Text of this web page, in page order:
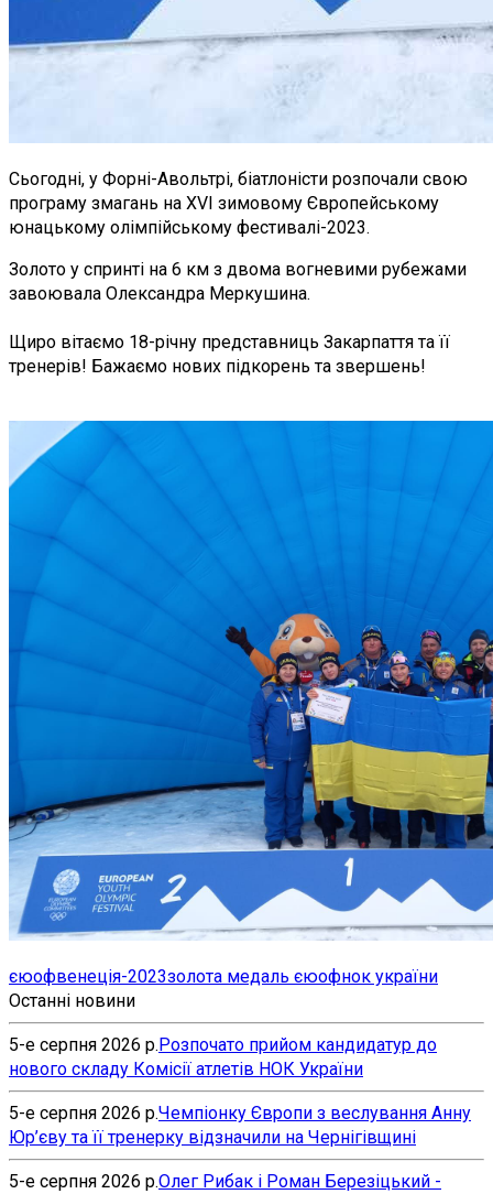
Сьогодні, у Форні-Авольтрі, біатлоністи розпочали свою
програму змагань на XVI зимовому Європейському
юнацькому олімпійському фестивалі-2023.
Золото у спринті на 6 км з двома вогневими рубежами
завоювала Олександра Меркушина.
Щиро вітаємо 18-річну представниць Закарпаття та її
тренерів! Бажаємо нових підкорень та звершень!
єюофвенеція-2023золота медаль єюофнок україни
Останні новини
5-е серпня 2026 р. Розпочато прийом кандидатур до
нового складу Комісії атлетів НОК України
5-е серпня 2026 р.Чемпіонку Європи з веслування Анну
Юр’єву та її тренерку відзначили на Чернігівщині
5-е серпня 2026 р.Олег Рибак і Роман Березіцький -